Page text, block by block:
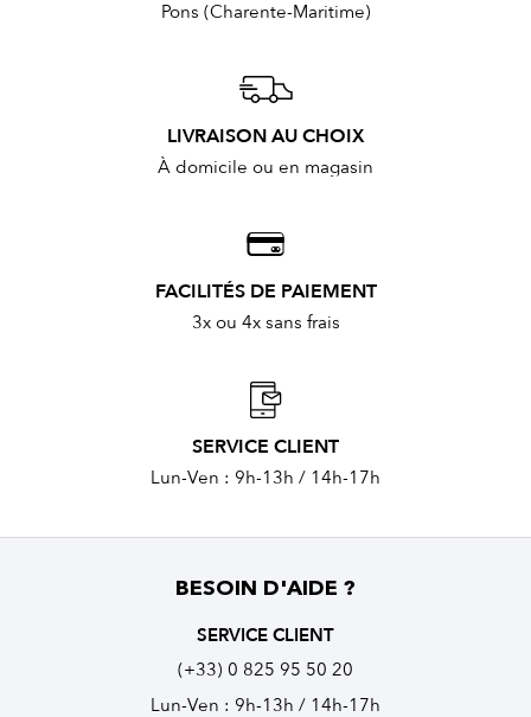
Pons (Charente-Maritime)
LIVRAISON AU CHOIX
À domicile ou en magasin
FACILITÉS DE PAIEMENT
3x ou 4x sans frais
SERVICE CLIENT
Lun-Ven : 9h-13h / 14h-17h
BESOIN D'AIDE ?
SERVICE CLIENT
(+33) 0 825 95 50 20
Lun-Ven : 9h-13h / 14h-17h